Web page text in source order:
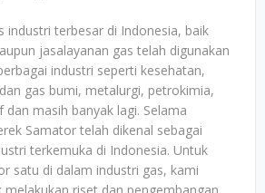
industri terbesar di Indonesia, baik
jasalayanan gas telah digunakan
industri seperti kesehatan,
gas bumi, metalurgi, petrokimia,
masih banyak lagi. Selama
Samator telah dikenal sebagai
terkemuka di Indonesia. Untuk
satu di dalam industri gas, kami